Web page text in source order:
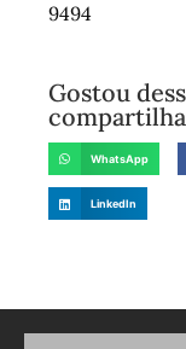
9494
Gostou
WhatsApp
LinkedIn